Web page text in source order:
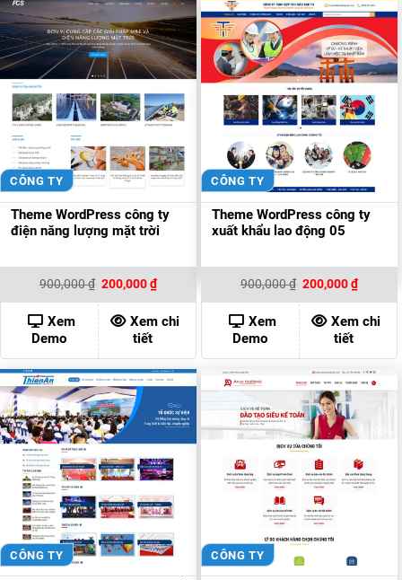
CÔNG TY
Theme WordPress công ty
điện năng lượng mặt trời
900,000₫ Giá
là:
900,000 ₫.
200,000₫Giá
hiện
tại
là:
200,000 ₫.
Xem
Demo
Xem chi
tiết
CÔNG TY
Theme WordPress công ty
xuất khẩu lao động 05
900,000₫ Giá
là:
900,000 ₫.
200,000₫Giá
hiện
tại
là:
Xem
Demo
Xem chi
tiết
CÔNG TY CÔNG TY